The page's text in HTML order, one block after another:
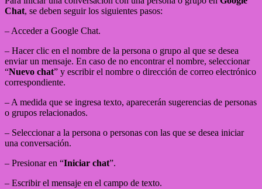
Chat, se deben seguir los siguientes pasos:
– Acceder a Google Chat.
– Hacer clic en el nombre de la persona o grupo al que se desea
enviar un mensaje. En caso de no encontrar el nombre, seleccionar
“Nuevo chat” y escribir el nombre o dirección de correo electrónico
correspondiente.
– A medida que se ingresa texto, aparecerán sugerencias de personas
o grupos relacionados.
– Seleccionar a la persona o personas con las que se desea iniciar
una conversación.
– Presionar en “Iniciar chat”.
– Escribir el mensaje en el campo de texto.